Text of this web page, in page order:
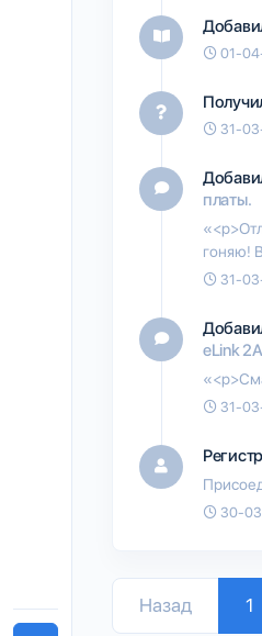
01-
31-
платы.
гоняю!
31-
eLink 2A
31-
30-
Назад 1